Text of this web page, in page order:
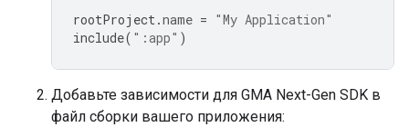
rootProject.name = "My Application"
include( ":app" )
Добавьте зависимости для GMA Next-Gen SDK в
файл сборки вашего приложения: